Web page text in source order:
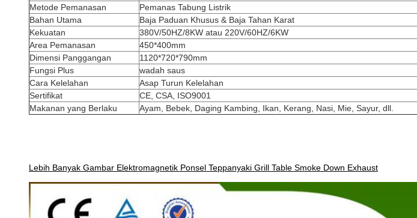
Metode Pemanasan
Pemanas Tabung Listrik
Bahan Utama
Baja Paduan Khusus & Baja Tahan Karat
Kekuatan
380V/50HZ/8KW atau 220V/60HZ/6KW
Area Pemanasan
450*400mm
Dimensi Panggangan
1120*720*790mm
Fungsi Plus
wadah saus
Cara Kelelahan
Asap Turun Kelelahan
Sertifikat
CE, CSA, ISO9001
Makanan yang Berlaku
Ayam, Bebek, Daging Kambing, Ikan, Kerang, Nasi, Mie, Sayur, dll.
Lebih Banyak Gambar Elektromagnetik Ponsel Teppanyaki Grill Table Smoke Down Exhaust